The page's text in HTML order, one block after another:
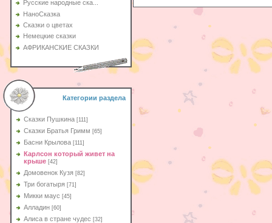
Русские народные ска...
НаноСказка
Сказки о цветах
Немецкие сказки
АФРИКАНСКИЕ СКАЗКИ
Категории раздела
Сказки Пушкина [111]
Сказки Братья Гримм [65]
Басни Крылова [111]
Карлсон который живет на
крыше [42]
Домовенок Кузя [82]
Три богатыря [71]
Микки маус [45]
Алладин [60]
Aлиса в стране чудес [32]